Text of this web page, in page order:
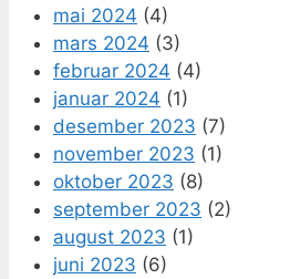
mai 2024 (4)
mars 2024 (3)
februar 2024 (4)
januar 2024 (1)
desember 2023 (7)
november 2023 (1)
oktober 2023 (8)
september 2023 (2)
august 2023 (1)
juni 2023 (6)